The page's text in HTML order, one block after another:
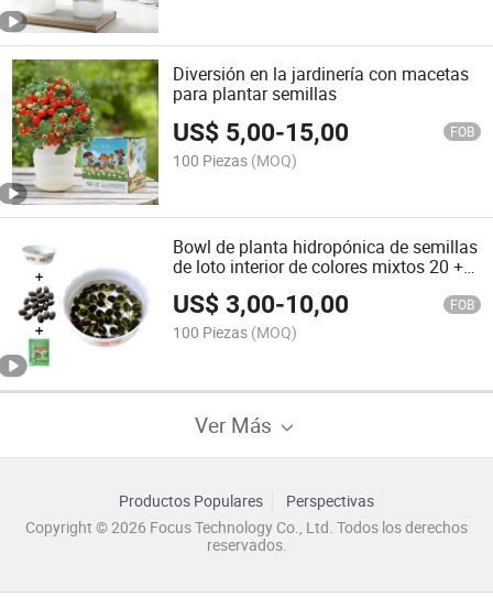
Diversión en la jardinería con macetas
para plantar semillas
US$ 5,00-15,00 FOB
100 Piezas (MOQ)
Bowl de planta hidropónica de semillas
de loto interior de colores mixtos 20 +
maceta de plástico
US$3,00-10,00 FOB
100 Piezas (MOQ)
Ver Más
Productos Populares
Perspectivas
Copyright © 2026 Focus Technology Co., Ltd. Todos los derechos
reservados.